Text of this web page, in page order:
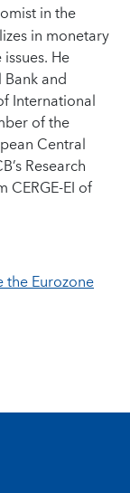
in the
in monetary
He
and
International
of the
Central
Research
EI of
the Eurozone